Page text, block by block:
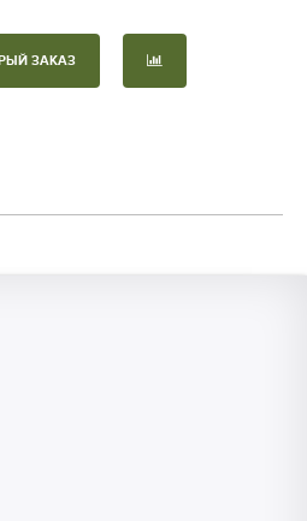
ЗАКАЗ